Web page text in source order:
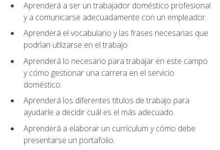
Aprenderá a ser un trabajador doméstico profesional
y a comunicarse adecuadamente con un empleador.
Aprenderá el vocabulario y las frases necesarias que
podrìan utlizarse en el trabajo
Aprenderá lo necesario para trabajar en este campo
y cómo gestionar una carrera en el servicio
doméstico.
Aprenderá los diferentes títulos de trabajo para
ayudarle a decidir cuál es el más adecuado.
Aprenderá a elaborar un currículum y cómo debe
presentarse un portafolio.